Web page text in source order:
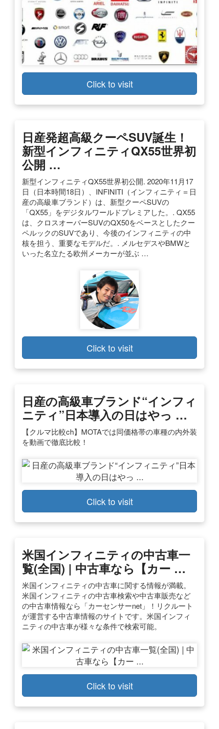
Click to visit
日産発超高級クーペSUV誕生！
新型インフィニティQX55世界初
公開 …
新型インフィニティQX55世界初公開. 2020年11月17
日（日本時間18日）、INFINITI（インフィニティ＝日
産の高級車ブランド）は、新型クーペSUVの
「QX55」をデジタルワールドプレミアした。. QX55
は、クロスオーバーSUVのQX50をベースとしたクー
ペルックのSUVであり、今後のインフィニティの中
核を担う、重要なモデルだ。. メルセデスやBMWと
いった名立たる欧州メーカーが並ぶ …
Click to visit
日産の高級車ブランド“インフィ
ニティ”日本導入の日はやっ …
【クルマ比較ch】MOTAでは同価格帯の車種の内外装
を動画で徹底比較！
Click to visit
米国インフィニティの中古車一
覧(全国) | 中古車なら【カー …
米国インフィニティの中古車に関する情報が満載。
米国インフィニティの中古車検索や中古車販売など
の中古車情報なら「カーセンサーnet」！リクルート
が運営する中古車情報のサイトです。米国インフィ
ニティの中古車が様々な条件で検索可能。
Click to visit